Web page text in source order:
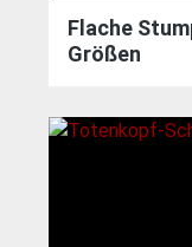
Flache
Größen